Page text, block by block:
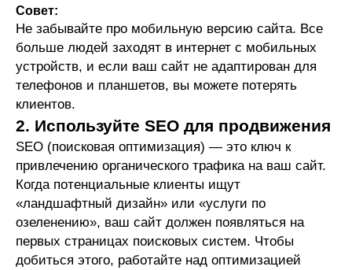
Совет:
Не забывайте про мобильную версию сайта. Все
больше людей заходят в интернет с мобильных
устройств, и если ваш сайт не адаптирован для
телефонов и планшетов, вы можете потерять
клиентов.
2. Используйте SEO для продвижения
SEO (поисковая оптимизация) — это ключ к
привлечению органического трафика на ваш сайт.
Когда потенциальные клиенты ищут
«ландшафтный дизайн» или «услуги по
озеленению», ваш сайт должен появляться на
первых страницах поисковых систем. Чтобы
добиться этого, работайте над оптимизацией